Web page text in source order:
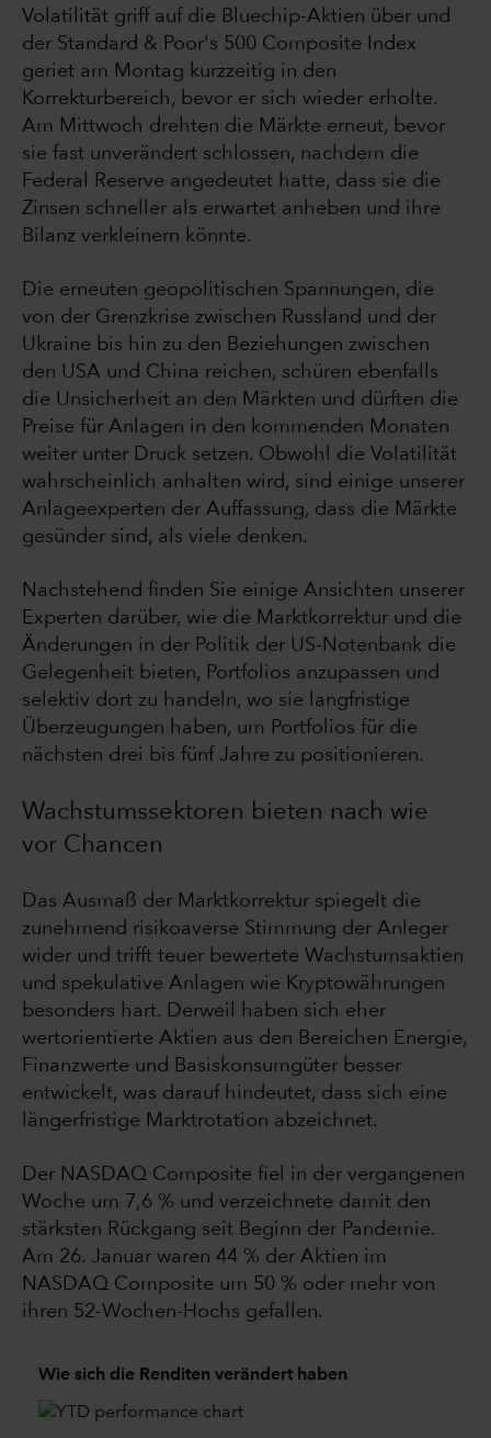
Volatilität griff auf die Bluechip-Aktien über und
der Standard & Poor's 500 Composite Index
geriet am Montag kurzzeitig in den
Korrekturbereich, bevor er sich wieder erholte.
Am Mittwoch drehten die Märkte erneut, bevor
sie fast unverändert schlossen, nachdem die
Federal Reserve angedeutet hatte, dass sie die
Zinsen schneller als erwartet anheben und ihre
Bilanz verkleinern könnte.
Die erneuten geopolitischen Spannungen, die
von der Grenzkrise zwischen Russland und der
Ukraine bis hin zu den Beziehungen zwischen
den USA und China reichen, schüren ebenfalls
die Unsicherheit an den Märkten und dürften die
Preise für Anlagen in den kommenden Monaten
weiter unter Druck setzen. Obwohl die Volatilität
wahrscheinlich anhalten wird, sind einige unserer
Anlageexperten der Auffassung, dass die Märkte
gesünder sind, als viele denken.
Nachstehend finden Sie einige Ansichten unserer
Experten darüber, wie die Marktkorrektur und die
Änderungen in der Politik der US-Notenbank die
Gelegenheit bieten, Portfolios anzupassen und
selektiv dort zu handeln, wo sie langfristige
Überzeugungen haben, um Portfolios für die
nächsten drei bis fünf Jahre zu positionieren.
Wachstumssektoren bieten nach wie
vor Chancen
Das Ausmaß der Marktkorrektur spiegelt die
zunehmend risikoaverse Stimmung der Anleger
wider und trifft teuer bewertete Wachstumsaktien
und spekulative Anlagen wie Kryptowährungen
besonders hart. Derweil haben sich eher
wertorientierte Aktien aus den Bereichen Energie,
Finanzwerte und Basiskonsumgüter besser
entwickelt, was darauf hindeutet, dass sich eine
längerfristige Marktrotation abzeichnet.
Der NASDAQ Composite fiel in der vergangenen
Woche um 7,6 % und verzeichnete damit den
stärksten Rückgang seit Beginn der Pandemie.
Am 26. Januar waren 44 % der Aktien im
NASDAQ Composite um 50 % oder mehr von
ihren 52-Wochen-Hochs gefallen.
Wie sich die Renditen verändert haben